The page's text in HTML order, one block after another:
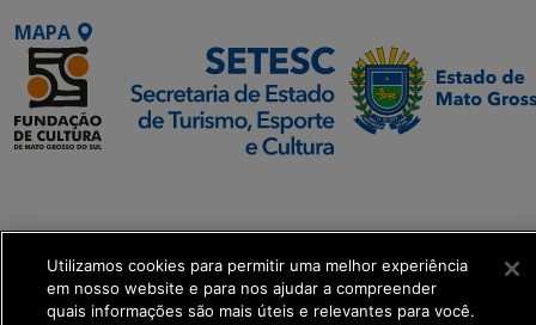
MAPA
Transformação Digital
get_footer();
Utilizamos cookies para permitir uma melhor experiência
em nosso website e para nos ajudar a compreender
quais informações são mais úteis e relevantes para você.